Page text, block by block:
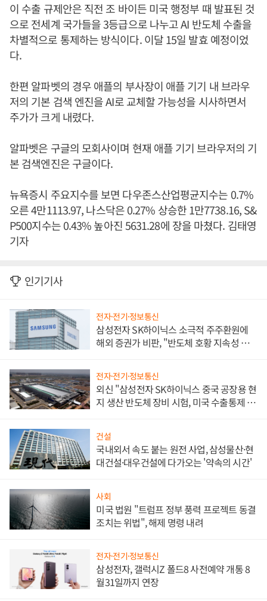
이 수출 규제안은 직전 조 바이든 미국 행정부 때 발표된 것
으로 전세계 국가들을 3등급으로 나누고 AI 반도체 수출을
차별적으로 통제하는 방식이다. 이달 15일 발효 예정이었
다.
한편 알파벳의 경우 애플의 부사장이 애플 기기 내 브라우
저의 기본 검색 엔진을 AI로 교체할 가능성을 시사하면서
주가가 크게 내렸다.
알파벳은 구글의 모회사이며 현재 애플 기기 브라우저의 기
본 검색엔진은 구글이다.
뉴욕증시 주요지수를 보면 다우존스산업평균지수는 0.7%
오른 4만1113.97, 나스닥은 0.27% 상승한 1만7738.16, S&
P500지수는 0.43% 높아진 5631.28에 장을 마쳤다. 김태영
기자
인기기사
전자·전기·정보통신
삼성전자 SK하이닉스 소극적 주주환원에
해외 증권가 비판, "반도체 호황 지속성 의
전자·전기·정보통신
외신 "삼성전자 SK하이닉스 중국 공장용 현
지 생산 반도체 장비 시험, 미국 수출통제 대
건설
국내외서 속도 붙는 원전 사업, 삼성물산·현
대건설·대우건설에 다가오는 '약속의 시간'
사회
미국 법원 "트럼프 정부 풍력 프로젝트 동결
조치는 위법", 해제 명령 내려
전자·전기·정보통신
삼성전자, 갤럭시Z 폴드8 사전예약 개통 8
월31일까지 연장